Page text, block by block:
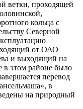
ветки, проходящей
кольца с
Северной
от ОАО
и выходящий на
этом районе было
перевод
в
на природный